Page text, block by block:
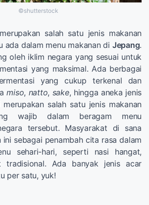
©shutterstock
merupakan salah satu jenis makanan
ada dalam menu makanan di Jepang.
oleh iklim negara yang sesuai untuk
yang maksimal. Ada berbagai
yang cukup terkenal dan
miso, natto, sake, hingga aneka jenis
salah satu jenis makanan
wajib dalam beragam menu
tersebut. Masyarakat di sana
ini sebagai penambah cita rasa dalam
sehari-hari, seperti nasi hangat,
tradisional. Ada banyak jenis acar
per satu, yuk!